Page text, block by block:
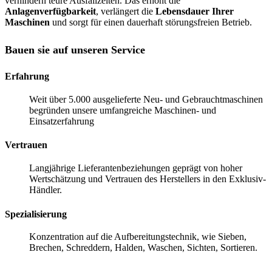
Anlagenverfügbarkeit, verlängert die Lebensdauer Ihrer
Maschinen und sorgt für einen dauerhaft störungsfreien Betrieb.
Bauen sie auf unseren Service
Erfahrung
Weit über 5.000 ausgelieferte Neu- und Gebrauchtmaschinen
begründen unsere umfangreiche Maschinen- und
Einsatzerfahrung
Vertrauen
Langjährige Lieferantenbeziehungen geprägt von hoher
Wertschätzung und Vertrauen des Herstellers in den Exklusiv-
Händler.
Spezialisierung
Konzentration auf die Aufbereitungstechnik, wie Sieben,
Brechen, Schreddern, Halden, Waschen, Sichten, Sortieren.